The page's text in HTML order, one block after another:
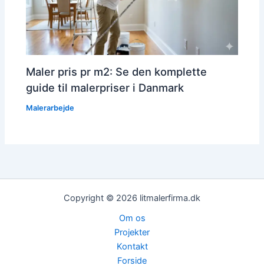
Maler pris pr m2: Se den komplette
guide til malerpriser i Danmark
Malerarbejde
Copyright © 2026 litmalerfirma.dk
Om os
Projekter
Kontakt
Forside